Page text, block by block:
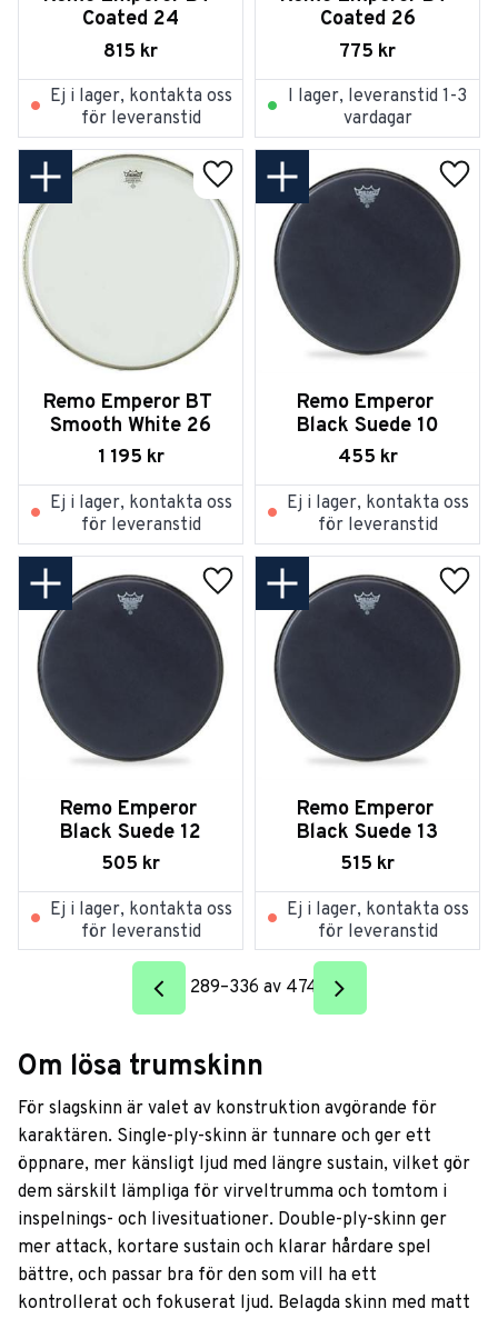
Coated 24
815 kr
Ej i lager, kontakta oss
för leveranstid
Coated 26
775 kr
I lager, leveranstid 1-3
vardagar
Remo Emperor BT
Smooth White 26
1 195 kr
Lägg till i favoriter
Ej i lager, kontakta oss
för leveranstid
Remo Emperor
Black Suede 10
455 kr
Ej i lager, kontakta oss
för leveranstid
Remo Emperor
Black Suede 12
505 kr
Lägg till i favoriter
Ej i lager, kontakta oss
för leveranstid
Remo Emperor
Black Suede 13
515 kr
Ej i lager, kontakta oss
för leveranstid
289–336 av 474
Om lösa trumskinn
För slagskinn är valet av konstruktion avgörande för
karaktären. Single-ply-skinn är tunnare och ger ett
öppnare, mer känsligt ljud med längre sustain, vilket gör
dem särskilt lämpliga för virveltrumma och tomtom i
inspelnings- och livesituationer. Double-ply-skinn ger
mer attack, kortare sustain och klarar hårdare spel
bättre, och passar bra för den som vill ha ett
kontrollerat och fokuserat ljud. Belagda skinn med matt